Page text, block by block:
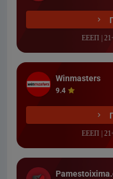
ΕΕΕΠ |
Winmasters
9.4
ΕΕΕΠ |